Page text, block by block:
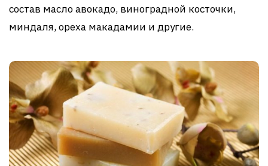
состав масло авокадо, виноградной косточки,
миндаля, ореха макадамии и другие.